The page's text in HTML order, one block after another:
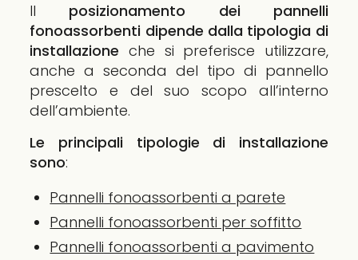
Il posizionamento dei pannelli
fonoassorbenti dipende dalla tipologia di
installazione che si preferisce utilizzare,
anche a seconda del tipo di pannello
prescelto e del suo scopo all’interno
dell’ambiente.
Le principali tipologie di installazione
sono:
Pannelli fonoassorbenti a parete
Pannelli fonoassorbenti per soffitto
Pannelli fonoassorbenti a pavimento